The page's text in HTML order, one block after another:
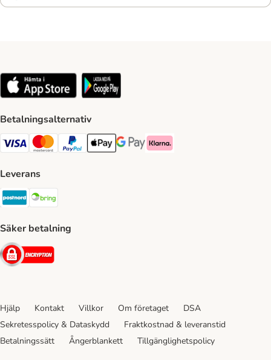
Betalningsalternativ
VISA Payment Method
Mastercard Payment Method
Paypal Payment Method
Apple Pay Payment Method
Google Pay Payment Method
Klarna Payment Method
Leverans
Postnord Shipping Method
Säker betalning
Security
Hjälp Kontakt Villkor Om företaget
DSA
Sekretesspolicy & Dataskydd
Fraktkostnad & leveranstid
Betalningssätt
Ångerblankett Tillgänglighetspolicy